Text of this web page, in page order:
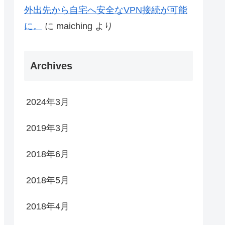
外出先から自宅へ安全なVPN接続が可能
に。
に maiching より
Archives
2024年3月
2019年3月
2018年6月
2018年5月
2018年4月